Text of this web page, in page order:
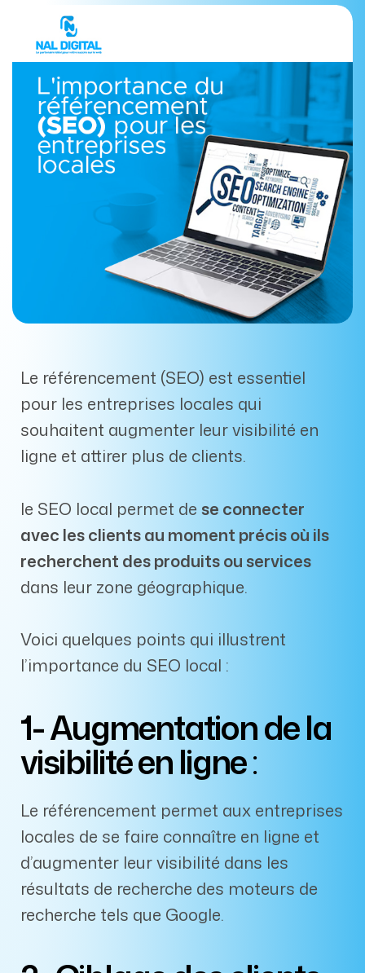
Le référencement (SEO) est essentiel
pour les entreprises locales qui
souhaitent augmenter leur visibilité en
ligne et attirer plus de clients.
le SEO local permet de se connecter
avec les clients au moment précis où ils
recherchent des produits ou services
dans leur zone géographique.
Voici quelques points qui illustrent
l’importance du SEO local :
1- Augmentation de la
visibilité en ligne:
Le référencement permet aux entreprises
locales de se faire connaître en ligne et
d’augmenter leur visibilité dans les
résultats de recherche des moteurs de
recherche tels que Google.